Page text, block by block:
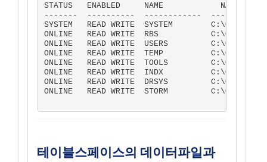
STATUS   ENABLED     NAME            NAME
-------  ----------  ------------
SYSTEM   READ WRITE  SYSTEM
ONLINE   READ WRITE  RBS
ONLINE   READ WRITE  USERS
ONLINE   READ WRITE  TEMP
ONLINE   READ WRITE  TOOLS
ONLINE   READ WRITE  INDX
ONLINE   READ WRITE  DRSYS
ONLINE   READ WRITE  STORM
테이블스페이스의 데이터파일과